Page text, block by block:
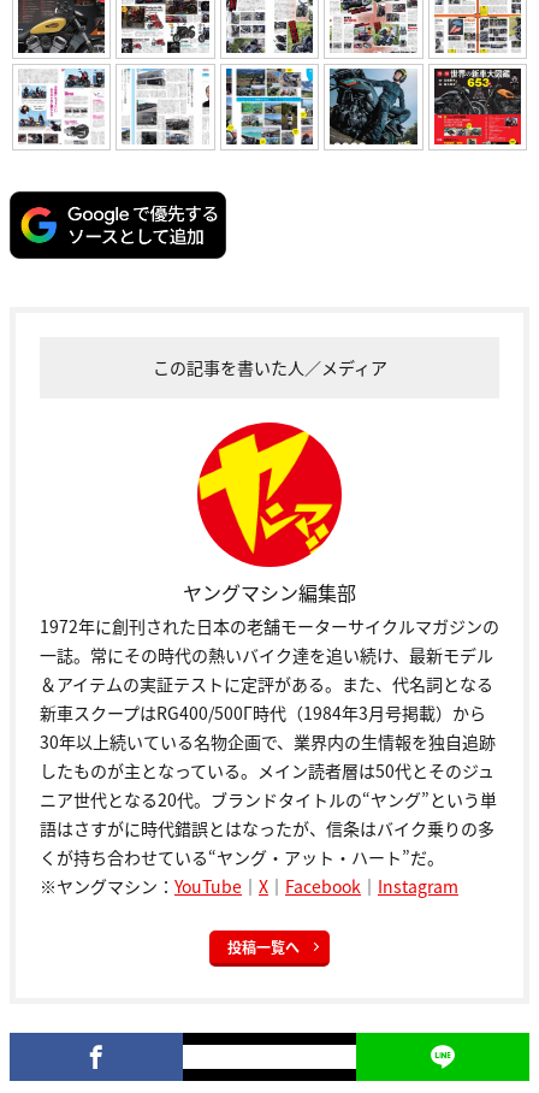
この記事を書いた人／メディア
ヤングマシン編集部
1972年に創刊された日本の老舗モーターサイクルマガジンの
一誌。常にその時代の熱いバイク達を追い続け、最新モデル
＆アイテムの実証テストに定評がある。また、代名詞となる
新車スクープはRG400/500Γ時代（1984年3月号掲載）から
30年以上続いている名物企画で、業界内の生情報を独自追跡
したものが主となっている。メイン読者層は50代とそのジュ
ニア世代となる20代。ブランドタイトルの“ヤング”という単
語はさすがに時代錯誤とはなったが、信条はバイク乗りの多
くが持ち合わせている“ヤング・アット・ハート”だ。
※ヤングマシン： YouTube ｜ X ｜ Facebook ｜ Instagram
投稿一覧へ